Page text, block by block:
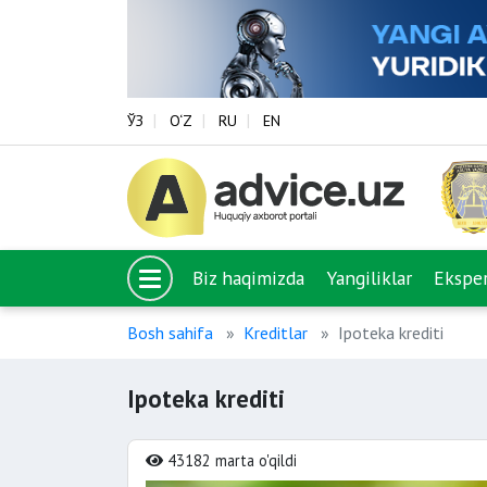
ЎЗ O‘Z RU EN
Biz haqimizda Yangiliklar
Bosh sahifa Kreditlar Ipoteka krediti
Ipoteka krediti
43182 marta o'qildi